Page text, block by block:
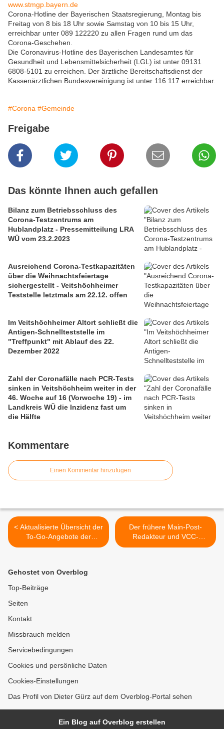
www.stmgp.bayern.de
Corona-Hotline der Bayerischen Staatsregierung, Montag bis
Freitag von 8 bis 18 Uhr sowie Samstag von 10 bis 15 Uhr,
erreichbar unter 089 122220 zu allen Fragen rund um das
Corona-Geschehen.
Die Coronavirus-Hotline des Bayerischen Landesamtes für
Gesundheit und Lebensmittelsicherheit (LGL) ist unter 09131
6808-5101 zu erreichen. Der ärztliche Bereitschaftsdienst der
Kassenärztlichen Bundesvereinigung ist unter 116 117 erreichbar.
#Corona #Gemeinde
Freigabe
Das könnte Ihnen auch gefallen
Bilanz zum Betriebsschluss des
Corona-Testzentrums am
Hublandplatz - Pressemitteilung LRA
WÜ vom 23.2.2023
Ausreichend Corona-Testkapazitäten
über die Weihnachtsfeiertage
sichergestellt - Veitshöchheimer
Teststelle letztmals am 22.12. offen
Im Veitshöchheimer Altort schließt die
Antigen-Schnellteststelle im
"Treffpunkt" mit Ablauf des 22.
Dezember 2022
Zahl der Coronafälle nach PCR-Tests
sinken in Veitshöchheim weiter in der
46. Woche auf 16 (Vorwoche 19) - im
Landkreis WÜ die Inzidenz fast um
die Hälfte
Kommentare
Einen Kommentar hinzufügen
< Aktualisierte Übersicht der
To-Go-Angebote der
Veitshöchheimer
Der frühere Main-Post-
Redakteur und VCC-
Sitzungspräsident Günther
Gehostet von Overblog
Top-Beiträge
Seiten
Kontakt
Missbrauch melden
Servicebedingungen
Cookies und persönliche Daten
Cookies-Einstellungen
Das Profil von Dieter Gürz auf dem Overblog-Portal sehen
Ein Blog auf Overblog erstellen